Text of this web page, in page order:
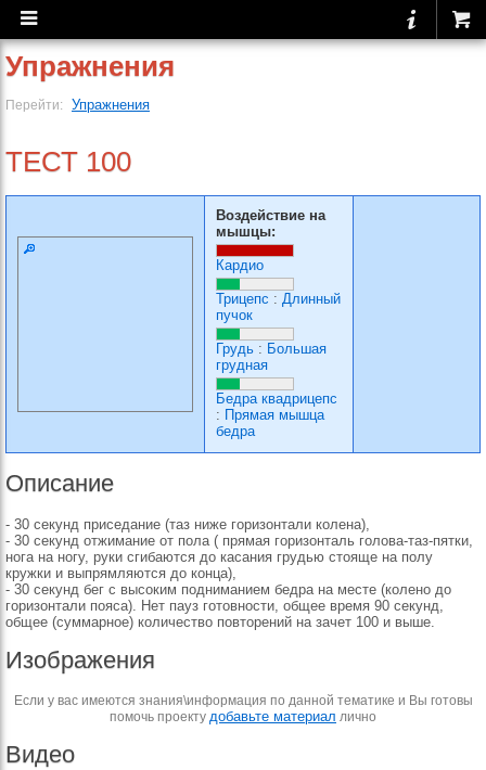
Упражнения
Перейти: Упражнения
ТЕСТ 100
Воздействие на
мышцы:
Кардио
Трицепс : Длинный
пучок
Грудь : Большая
грудная
Бедра квадрицепс
: Прямая мышца
бедра
Описание
- 30 секунд приседание (таз ниже горизонтали колена),
- 30 секунд отжимание от пола ( прямая горизонталь голова-таз-пятки,
нога на ногу, руки сгибаются до касания грудью стояще на полу
кружки и выпрямляются до конца),
- 30 секунд бег с высоким подниманием бедра на месте (колено до
горизонтали пояса). Нет пауз готовности, общее время 90 секунд,
общее (суммарное) количество повторений на зачет 100 и выше.
Изображения
Если у вас имеются знания\информация по данной тематике и Вы готовы
помочь проекту добавьте материал лично
Видео